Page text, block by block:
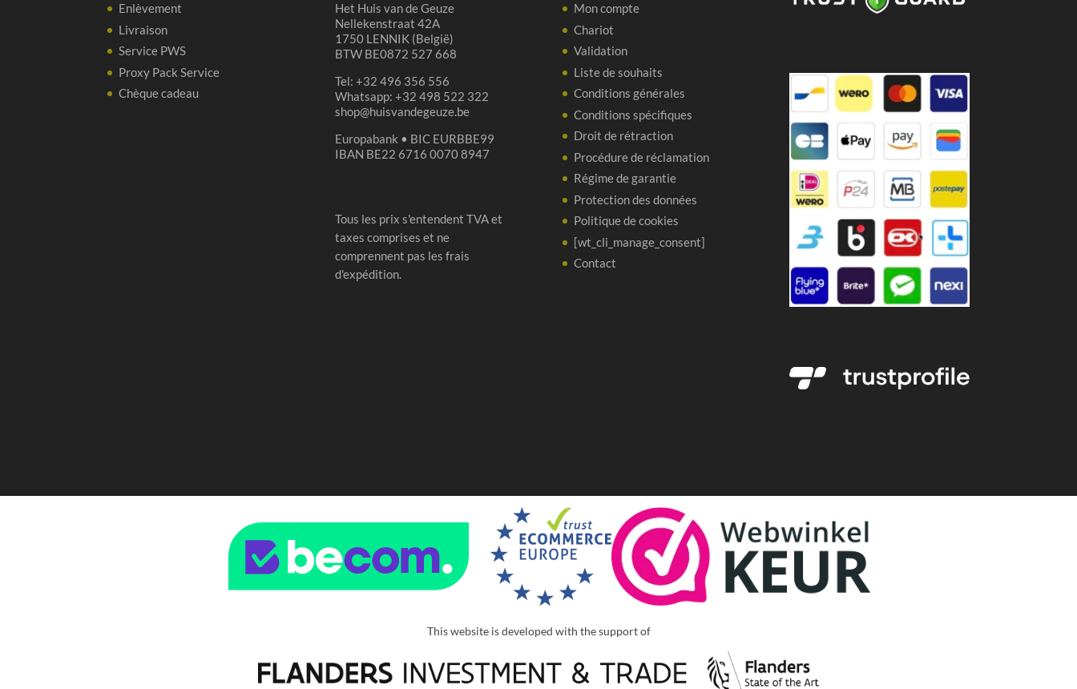
Enlèvement
Livraison
Service PWS
Proxy Pack Service
Chèque cadeau
Het Huis van de Geuze
Nellekenstraat 42A
1750 LENNIK (België)
BTW BE0872 527 668
Tel: +32 496 356 556
Whatsapp: +32 498 522 322
shop@huisvandegeuze.be
Europabank • BIC EURBBE99
IBAN BE22 6716 0070 8947
Tous les prix s'entendent TVA et
taxes comprises et ne
comprennent pas les frais
d'expédition.
Mon compte
Chariot
Validation
Liste de souhaits
Conditions générales
Conditions spécifiques
Droit de rétraction
Procédure de réclamation
Régime de garantie
Protection des données
Politique de cookies
[wt_cli_manage_consent]
Contact
This website is developed with the support of